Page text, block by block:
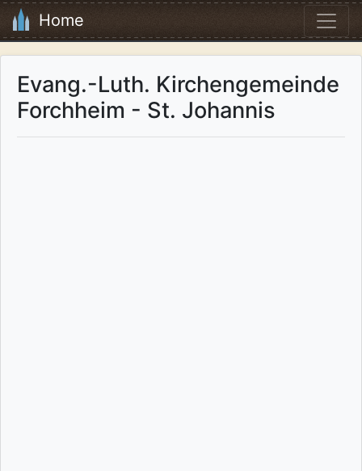
Home
Evang.-Luth. Kirchengemeinde
Forchheim - St. Johannis